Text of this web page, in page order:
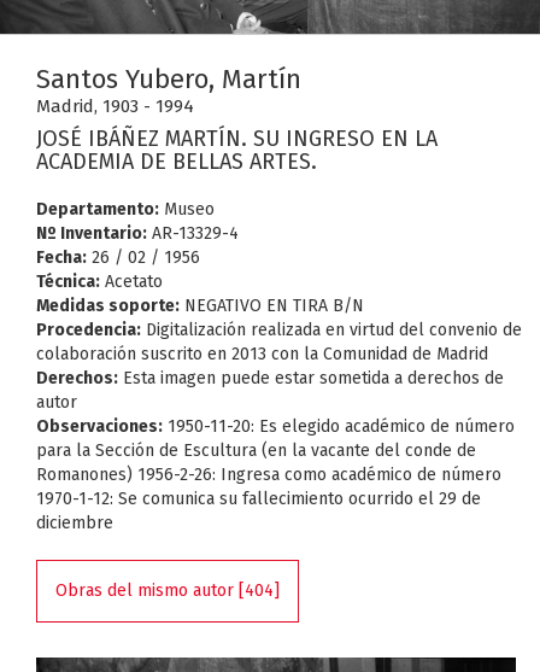
Santos Yubero, Martín
Madrid, 1903 - 1994
JOSÉ IBÁÑEZ MARTÍN. SU INGRESO EN LA
ACADEMIA DE BELLAS ARTES.
Departamento: Museo
Nº Inventario: AR-13329-4
Fecha: 26 / 02 / 1956
Técnica: Acetato
Medidas soporte: NEGATIVO EN TIRA B/N
Procedencia: Digitalización realizada en virtud del convenio de
colaboración suscrito en 2013 con la Comunidad de Madrid
Derechos: Esta imagen puede estar sometida a derechos de
autor
Observaciones: 1950-11-20: Es elegido académico de número
para la Sección de Escultura (en la vacante del conde de
Romanones) 1956-2-26: Ingresa como académico de número
1970-1-12: Se comunica su fallecimiento ocurrido el 29 de
diciembre
Obras del mismo autor [404]